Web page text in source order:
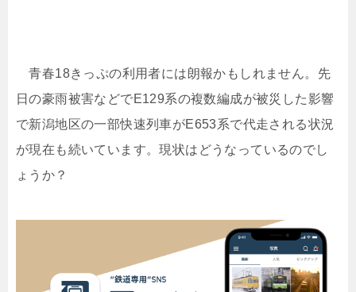
青春18きっぷの利用者には朗報かもしれません。先
日の豪雨被害などでE129系の複数編成が被災した影響
で新潟地区の一部快速列車がE653系で代走される状況
が現在も続いています。現状はどうなっているのでし
ょうか？